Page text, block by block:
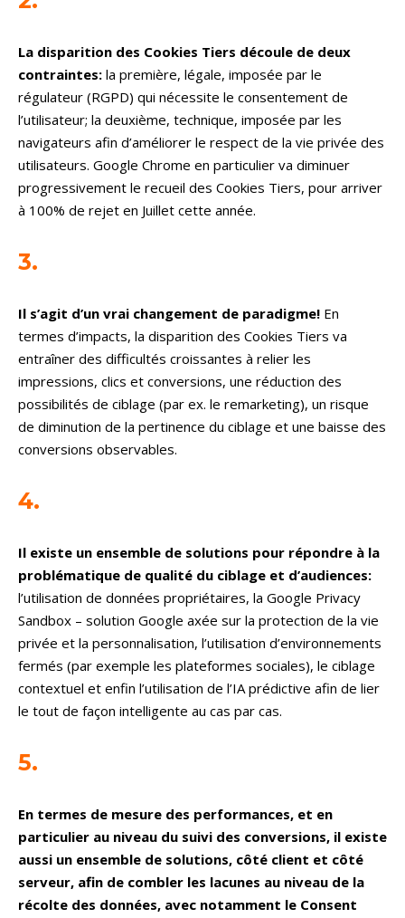
La disparition des Cookies Tiers découle de deux
contraintes: la première, légale, imposée par le
régulateur (RGPD) qui nécessite le consentement de
l’utilisateur; la deuxième, technique, imposée par les
navigateurs afin d’améliorer le respect de la vie privée des
utilisateurs. Google Chrome en particulier va diminuer
progressivement le recueil des Cookies Tiers, pour arriver
à 100% de rejet en Juillet cette année.
3.
Il s’agit d’un vrai changement de paradigme! En
termes d’impacts, la disparition des Cookies Tiers va
entraîner des difficultés croissantes à relier les
impressions, clics et conversions, une réduction des
possibilités de ciblage (par ex. le remarketing), un risque
de diminution de la pertinence du ciblage et une baisse des
conversions observables.
4.
Il existe un ensemble de solutions pour répondre à la
problématique de qualité du ciblage et d’audiences:
l’utilisation de données propriétaires, la Google Privacy
Sandbox – solution Google axée sur la protection de la vie
privée et la personnalisation, l’utilisation d’environnements
fermés (par exemple les plateformes sociales), le ciblage
contextuel et enfin l’utilisation de l’IA prédictive afin de lier
le tout de façon intelligente au cas par cas.
5.
En termes de mesure des performances, et en
particulier au niveau du suivi des conversions, il existe
aussi un ensemble de solutions, côté client et côté
serveur, afin de combler les lacunes au niveau de la
récolte des données, avec notamment le Consent